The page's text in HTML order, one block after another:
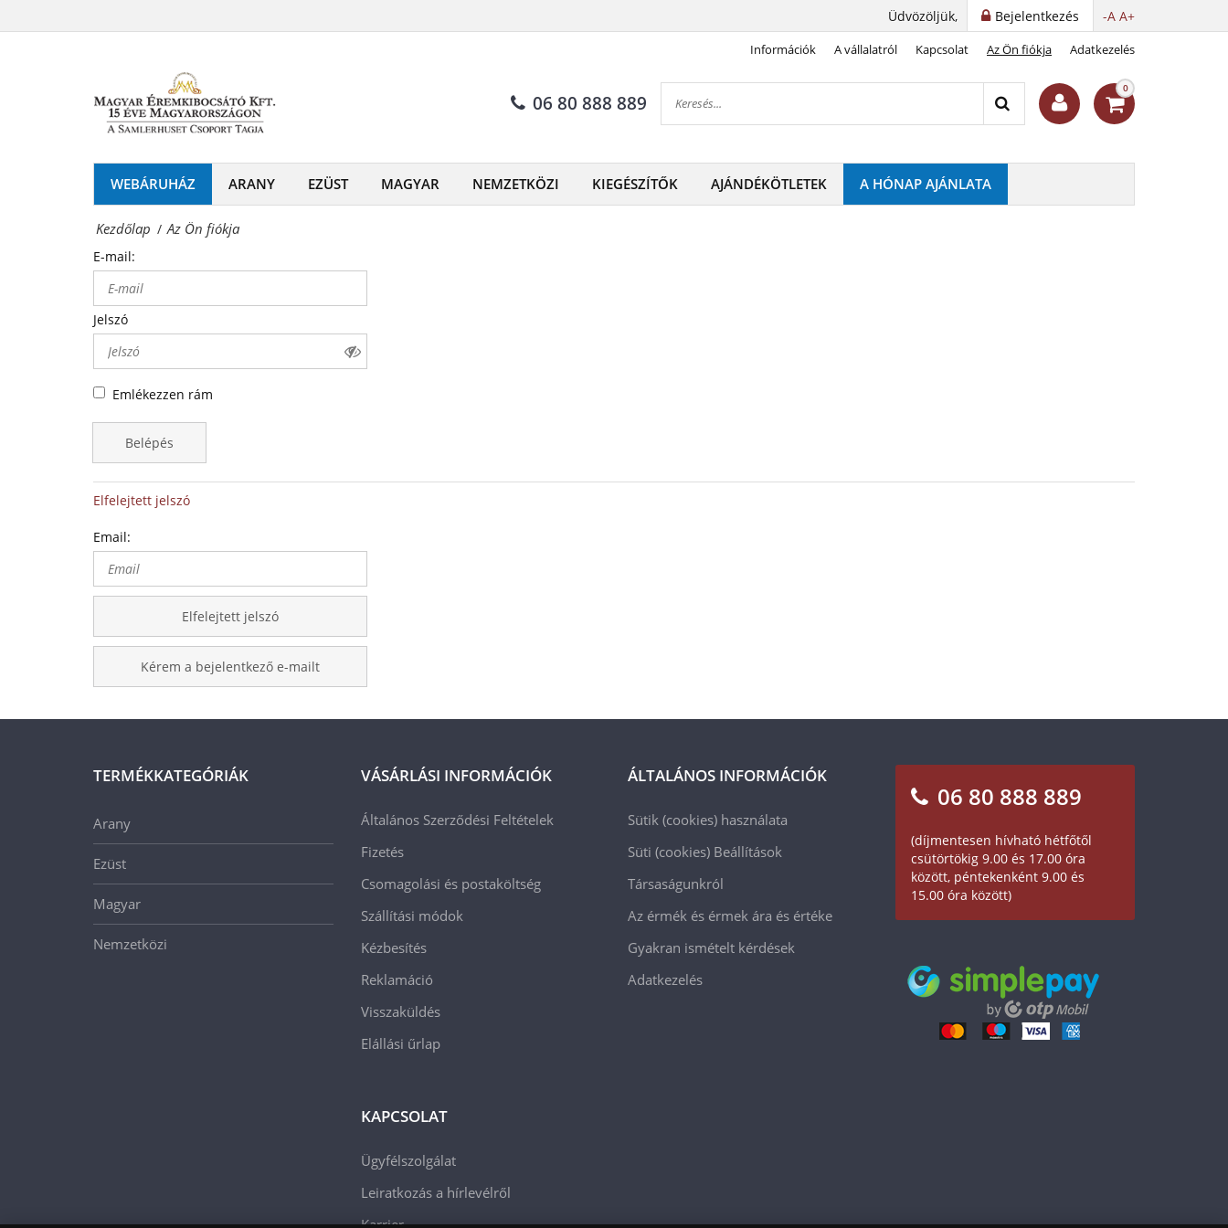
Magyar
Kft.
-
Érmék
és
emlékérmek
hivatalos
forgalmazója!
-A A+
Bejelentkezés
Üdvözöljük,
Információk A vállalatról Kapcsolat Az Ön fiókja Adatkezelés
06 80 888 889
0
WEBÁRUHÁZ ARANY EZÜST MAGYAR NEMZETKÖZI KIEGÉSZÍTŐK AJÁNDÉKÖTLETEK A HÓNAP AJÁNLATA
Kezdőlap / Az Ön fiókja
E-mail:
Jelszó
Emlékezzen rám
Belépés
Elfelejtett jelszó
Email:
Elfelejtett jelszó
Kérem a bejelentkező e-mailt
TERMÉKKATEGÓRIÁK
Arany
Ezüst
Magyar
Nemzetközi
VÁSÁRLÁSI INFORMÁCIÓK
Általános Szerződési Feltételek
Fizetés
Csomagolási és postaköltség
Szállítási módok
Kézbesítés
Reklamáció
Visszaküldés
Elállási űrlap
KAPCSOLAT
Ügyfélszolgálat
Leiratkozás a hírlevélről
ÁLTALÁNOS INFORMÁCIÓK
Sütik (cookies) használata
Süti (cookies) Beállítások
Társaságunkról
Az érmék és érmek ára és értéke
Gyakran ismételt kérdések
Adatkezelés
06 80 888 889
(díjmentesen hívható hétfőtől
csütörtökig 9.00 és 17.00 óra
között, péntekenként 9.00 és
15.00 óra között)
emlékérmek
forgalmazója!